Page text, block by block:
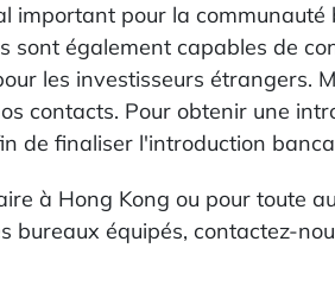
important pour la
sont également capables de
les investisseurs étrangers.
contacts. Pour obtenir une
de finaliser l'introduction
à Hong Kong ou pour toute
bureaux équipés, contactez-